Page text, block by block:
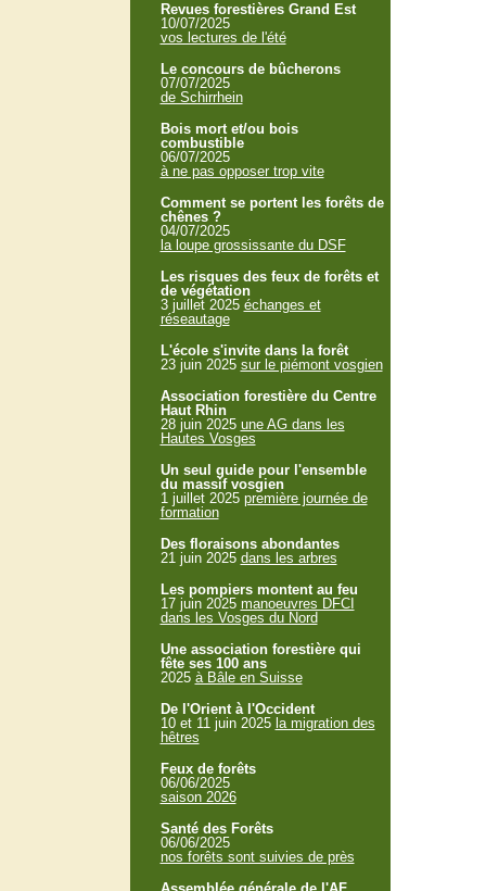
Revues forestières Grand Est
10/07/2025
vos lectures de l'été
Le concours de bûcherons
07/07/2025
de Schirrhein
Bois mort et/ou bois
combustible
06/07/2025
à ne pas opposer trop vite
Comment se portent les forêts de
chênes ?
04/07/2025
la loupe grossissante du DSF
Les risques des feux de forêts et
de végétation
3 juillet 2025 échanges et
réseautage
L'école s'invite dans la forêt
23 juin 2025 sur le piémont vosgien
Association forestière du Centre
Haut Rhin
28 juin 2025 une AG dans les
Hautes Vosges
Un seul guide pour l'ensemble
du massif vosgien
1 juillet 2025 première journée de
formation
Des floraisons abondantes
21 juin 2025 dans les arbres
Les pompiers montent au feu
17 juin 2025 manoeuvres DFCI
dans les Vosges du Nord
Une association forestière qui
fête ses 100 ans
2025 à Bâle en Suisse
De l'Orient à l'Occident
10 et 11 juin 2025 la migration des
hêtres
Feux de forêts
06/06/2025
saison 2026
Santé des Forêts
06/06/2025
nos forêts sont suivies de près